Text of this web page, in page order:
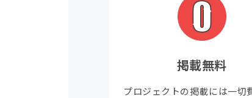
掲載無料
プロジェクトの掲載には一切